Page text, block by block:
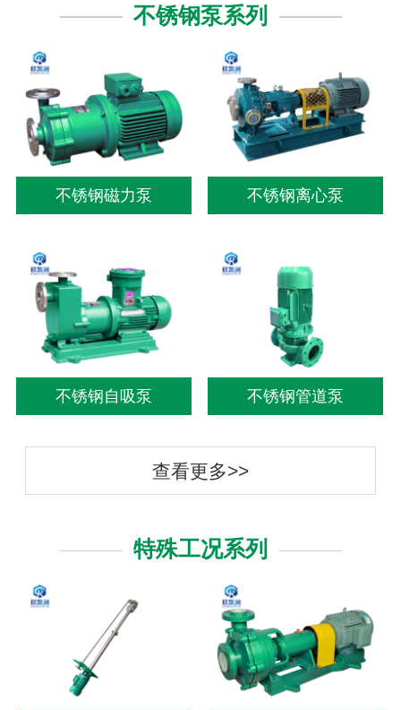
不锈钢泵系列
不锈钢磁力泵 不锈钢离心泵
不锈钢自吸泵 不锈钢管道泵
查看更多>>
特殊工况系列